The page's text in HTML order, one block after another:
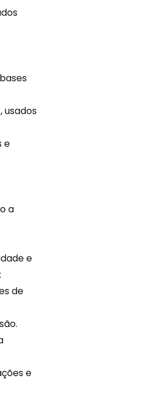
bases
usados
e
a
e
de
e